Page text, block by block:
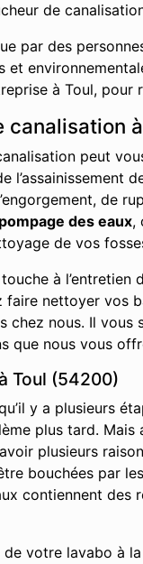
de
par des
à Toul, pour
peut
de
pompage des eaux,
de vos
à
nettoyer
nous. Il
que nous vous
Toul (54200)
y a plusieurs
plus tard.
plusieurs
bouchées par
contiennent
votre lavabo à